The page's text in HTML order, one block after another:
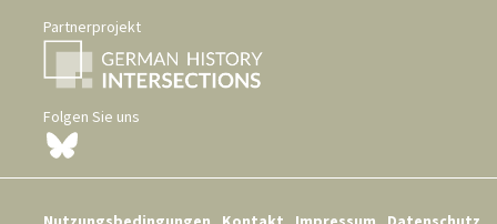
Partnerprojekt
Folgen Sie uns